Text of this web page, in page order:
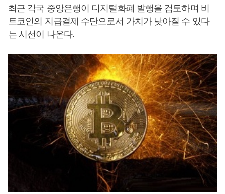
최근 각국 중앙은행이 디지털화폐 발행을 검토하며 비
트코인의 지급결제 수단으로서 가치가 낮아질 수 있다
는 시선이 나온다.